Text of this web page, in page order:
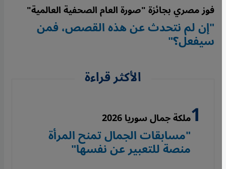
فوز مصري بجائزة "صورة العام الصحفية العالمية"
"إن لم نتحدث عن هذه القصص، فمن
سيفعل؟"
الأكثر قراءة
ملكة جمال سوريا 2026
"مسابقات الجمال تمنح المرأة
منصة للتعبير عن نفسها"